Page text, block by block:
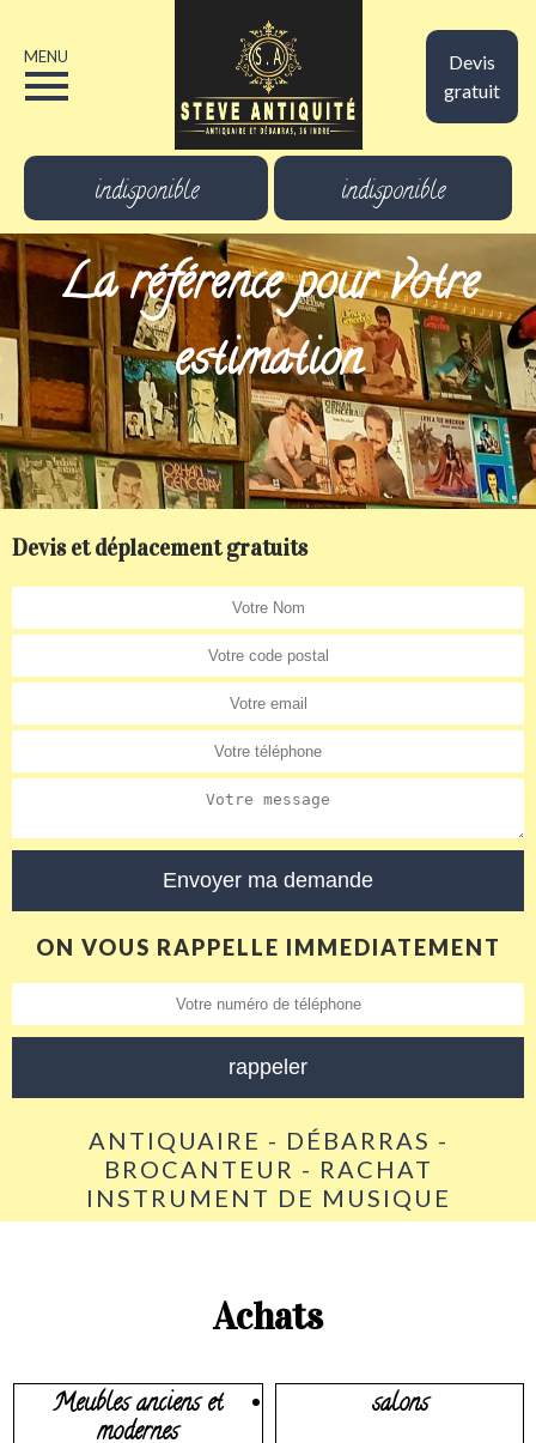
Devis
gratuit
MENU
indisponible indisponible
La référence pour votre
estimation
Devis et déplacement gratuits
ON VOUS RAPPELLE IMMEDIATEMENT
ANTIQUAIRE - DÉBARRAS -
BROCANTEUR - RACHAT
INSTRUMENT DE MUSIQUE
Achats
Meubles anciens et
modernes
salons